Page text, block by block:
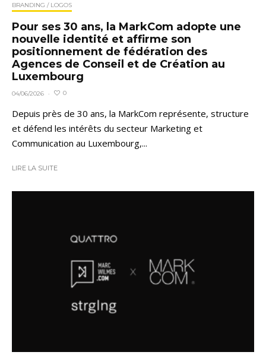
BRANDING / LOGOS
Pour ses 30 ans, la MarkCom adopte une
nouvelle identité et affirme son
positionnement de fédération des
Agences de Conseil et de Création au
Luxembourg
04/06/2026 · 0
Depuis près de 30 ans, la MarkCom représente, structure
et défend les intérêts du secteur Marketing et
Communication au Luxembourg,...
LIRE LA SUITE